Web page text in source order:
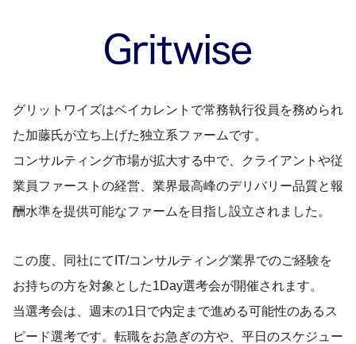
グリットワイズはベイカレントで常務執行役員を務められ
た加藤氏が立ち上げた独立系ファームです。
コンサルティング市場が拡大する中で、クライアントや従
業員ファーストの経営、業界最高峰のデリバリー品質と報
酬水準を提供可能なファームを目指し設立されました。
この度、同社にてIT/コンサルティング業界でのご経験を
お持ちの方を対象とした1Day選考会が開催されます。
当選考会は、週末の1日で内定まで進める可能性のあるス
ピード選考です。転職をお急ぎの方や、平日のスケジュー